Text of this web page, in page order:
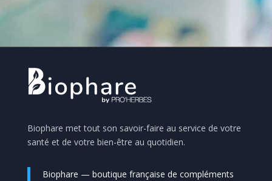
Biophare met tout son savoir-faire au service de votre
santé et de votre bien-être au quotidien.
Biophare — boutique française de compléments